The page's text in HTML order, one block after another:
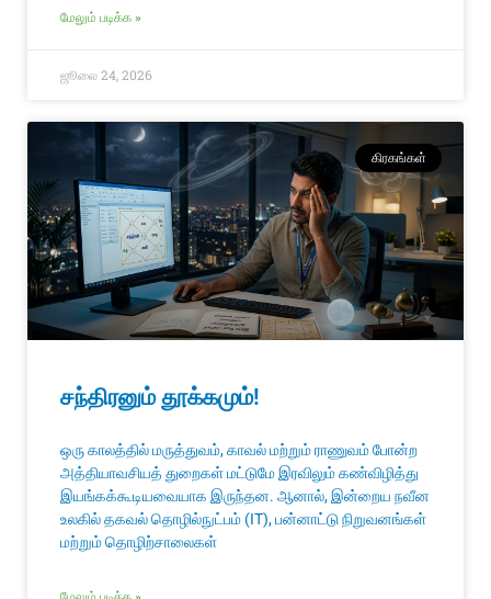
மேலும் படிக்க »
ஜூலை 24, 2026
கிரகங்கள்
சந்திரனும் தூக்கமும்!
ஒரு காலத்தில் மருத்துவம், காவல் மற்றும் ராணுவம் போன்ற
அத்தியாவசியத் துறைகள் மட்டுமே இரவிலும் கண்விழித்து
இயங்கக்கூடியவையாக இருந்தன. ஆனால், இன்றைய நவீன
உலகில் தகவல் தொழில்நுட்பம் (IT), பன்னாட்டு நிறுவனங்கள்
மற்றும் தொழிற்சாலைகள்